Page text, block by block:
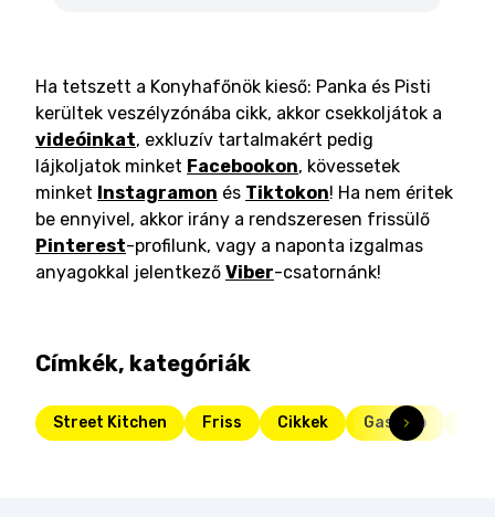
Ha tetszett a Konyhafőnök kieső: Panka és Pisti
kerültek veszélyzónába cikk, akkor csekkoljátok a
videóinkat, exkluzív tartalmakért pedig
lájkoljatok minket Facebookon, kövessetek
minket Instagramon és Tiktokon! Ha nem éritek
be ennyivel, akkor irány a rendszeresen frissülő
Pinterest-profilunk, vagy a naponta izgalmas
anyagokkal jelentkező Viber-csatornánk!
Címkék, kategóriák
Street Kitchen Friss Cikkek Gasztro